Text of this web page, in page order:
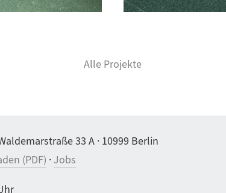
Alle Projekte
33 A · 10999 Berlin
(PDF) · Jobs